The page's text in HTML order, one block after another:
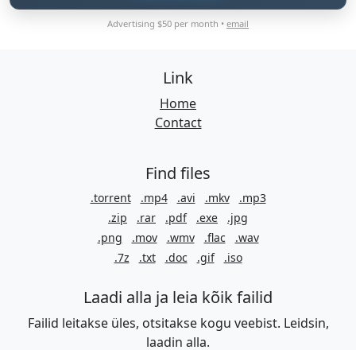
Advertising $50 per month • email
Link
Home
Contact
Find files
.torrent .mp4 .avi .mkv
.mp3
.zip
.rar .pdf .exe
.jpg
.png
.mov .wmv .flac
.wav
.7z
.txt .doc .gif .iso
Laadi alla ja leia kõik failid
Failid leitakse üles, otsitakse kogu veebist. Leidsin,
laadin alla.